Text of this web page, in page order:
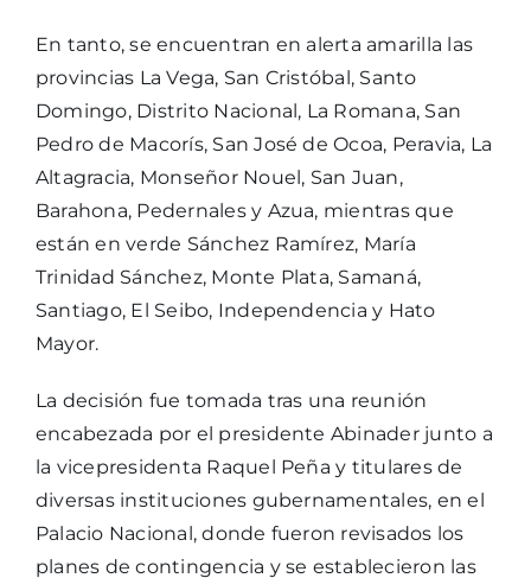
En tanto, se encuentran en alerta amarilla las
provincias La Vega, San Cristóbal, Santo
Domingo, Distrito Nacional, La Romana, San
Pedro de Macorís, San José de Ocoa, Peravia, La
Altagracia, Monseñor Nouel, San Juan,
Barahona, Pedernales y Azua, mientras que
están en verde Sánchez Ramírez, María
Trinidad Sánchez, Monte Plata, Samaná,
Santiago, El Seibo, Independencia y Hato
Mayor.
La decisión fue tomada tras una reunión
encabezada por el presidente Abinader junto a
la vicepresidenta Raquel Peña y titulares de
diversas instituciones gubernamentales, en el
Palacio Nacional, donde fueron revisados los
planes de contingencia y se establecieron las